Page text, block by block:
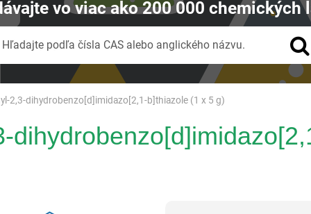
2,3-dihydrobenzo[d]imidazo[2,1-b]thiazole (1 x 5 g)
vo viac ako200 000 chemických
Hľadajte podľa čísla CAS alebo anglického názvu.